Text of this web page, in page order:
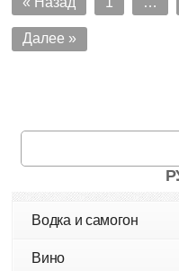
Далее »
Водка и самогон
Вино